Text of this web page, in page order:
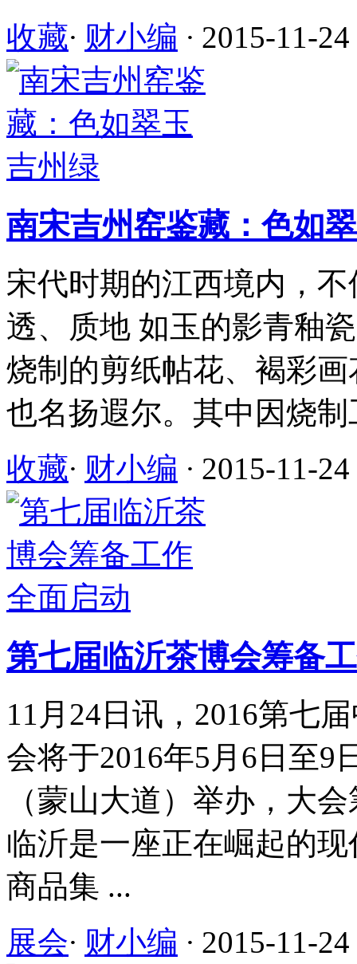
收藏· 财小编 · 2015-11-
南宋吉州窑鉴藏：色如
宋代时期的江西境内，
透、质地 如玉的影青釉
烧制的剪纸帖花、褐彩
也名扬遐尔。其中因烧
收藏· 财小编 · 2015-11-
第七届临沂茶博会筹备
11月24日讯，2016第七
会将于2016年5月6日至9
（蒙山大道）举办，大
临沂是一座正在崛起的
商品集 ...
展会· 财小编 · 2015-11-